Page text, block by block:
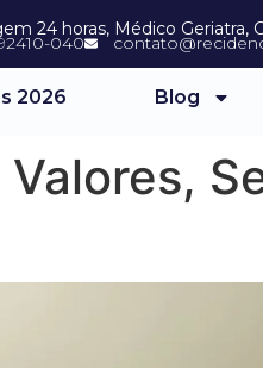
24 horas, Médico Geriatra,
040
2026 Blog